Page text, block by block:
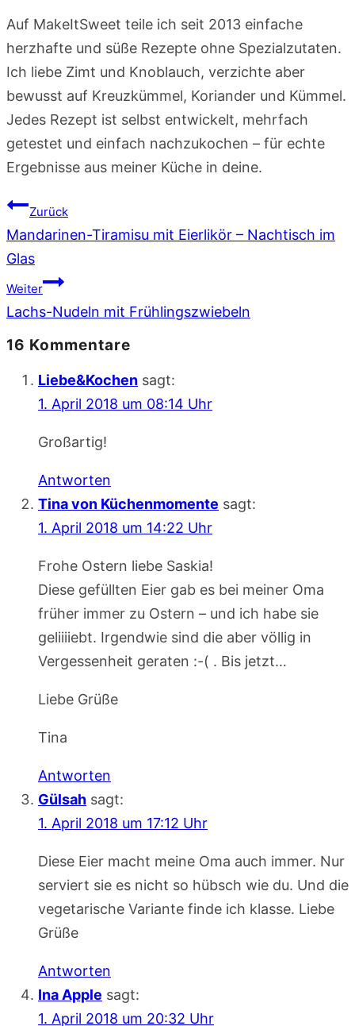
Auf MakeItSweet teile ich seit 2013 einfache
herzhafte und süße Rezepte ohne Spezialzutaten.
Ich liebe Zimt und Knoblauch, verzichte aber
bewusst auf Kreuzkümmel, Koriander und Kümmel.
Jedes Rezept ist selbst entwickelt, mehrfach
getestet und einfach nachzukochen – für echte
Ergebnisse aus meiner Küche in deine.
Beitragsnavigation
Zurück
Mandarinen-Tiramisu mit Eierlikör – Nachtisch im
Glas
Weiter
Lachs-Nudeln mit Frühlingszwiebeln
16 Kommentare
Liebe&Kochen sagt:
1. April 2018 um 08:14 Uhr
Großartig!
Antworten
Tina von Küchenmomente sagt:
1. April 2018 um 14:22 Uhr
Frohe Ostern liebe Saskia!
Diese gefüllten Eier gab es bei meiner Oma
früher immer zu Ostern – und ich habe sie
geliiiiebt. Irgendwie sind die aber völlig in
Vergessenheit geraten :-( . Bis jetzt…
Liebe Grüße
Tina
Antworten
Gülsah sagt:
1. April 2018 um 17:12 Uhr
Diese Eier macht meine Oma auch immer. Nur
serviert sie es nicht so hübsch wie du. Und die
vegetarische Variante finde ich klasse. Liebe
Grüße
Antworten
Ina Apple sagt:
1. April 2018 um 20:32 Uhr